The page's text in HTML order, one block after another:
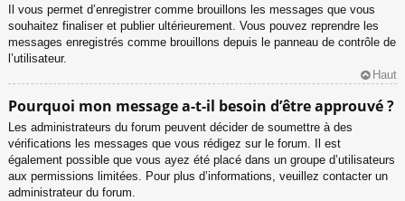
Il vous permet d’enregistrer comme brouillons les messages que vous
souhaitez finaliser et publier ultérieurement. Vous pouvez reprendre les
messages enregistrés comme brouillons depuis le panneau de contrôle de
l’utilisateur.
Haut
Pourquoi mon message a-t-il besoin d’être approuvé ?
Les administrateurs du forum peuvent décider de soumettre à des
vérifications les messages que vous rédigez sur le forum. Il est
également possible que vous ayez été placé dans un groupe d’utilisateurs
aux permissions limitées. Pour plus d’informations, veuillez contacter un
administrateur du forum.